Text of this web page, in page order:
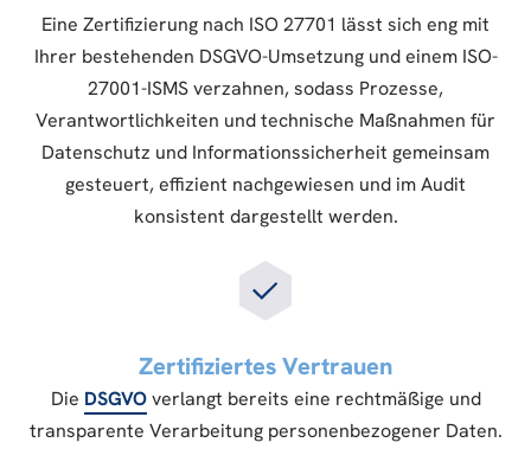
Eine Zertifizierung nach ISO 27701 lässt sich eng mit
Ihrer bestehenden DSGVO-Umsetzung und einem ISO-
27001-ISMS verzahnen, sodass Prozesse,
Verantwortlichkeiten und technische Maßnahmen für
Datenschutz und Informationssicherheit gemeinsam
gesteuert, effizient nachgewiesen und im Audit
konsistent dargestellt werden.
Zertifiziertes Vertrauen
Die DSGVOverlangt bereits eine rechtmäßige und
transparente Verarbeitung personenbezogener Daten.